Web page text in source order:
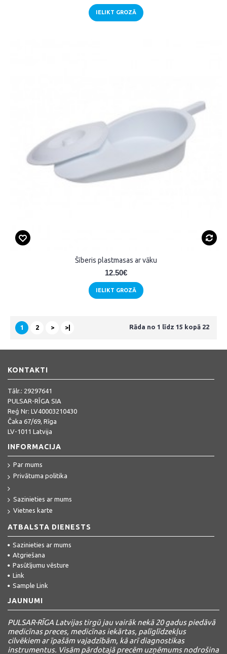
IELIKT GROZĀ
Šīberis plastmasas ar vāku
12.50€
IELIKT GROZĀ
1 2 > >| Rāda no 1 līdz 15 kopā 22
KONTAKTI
Tālr.: 29297641
PULSAR-RĪGA SIA
Reģ Nr: LV40003210430
Čaka 67/69, Rīga
LV-1011 Latvija
INFORMACIJA
Par mums
Privātuma politika
Sazinieties ar mums
Vietnes karte
ATBALSTA DIENESTS
Sazinieties ar mums
Atgriešana
Pasūtījumu vēsture
Link
Sample Link
JAUNUMI
PULSAR-RĪGA Latvijas tirgū jau vairāk nekā 20 gadus piedāvā
medicīnas preces, medicīnas iekārtas, palīglīdzekļus
cilvēkiem ar īpašām vajadzībām, kā arī diagnostikas
instrumentus. Visām pārdotajā precēm uzņēmums nodrošina